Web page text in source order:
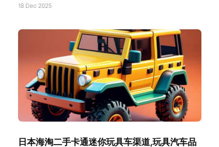
18 Dec 2025
日本海淘二手卡通迷你玩具车渠道,玩具汽车品